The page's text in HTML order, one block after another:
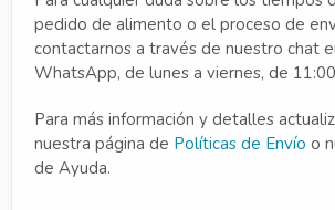
pedido de alimento o el proceso de
contactarnos a través de nuestro chat
WhatsApp, de lunes a viernes, de
Para más información y detalles
nuestra página de Políticas de Envío o
de Ayuda.